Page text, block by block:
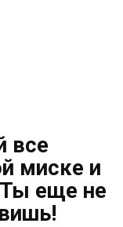
все
миске и
еще не